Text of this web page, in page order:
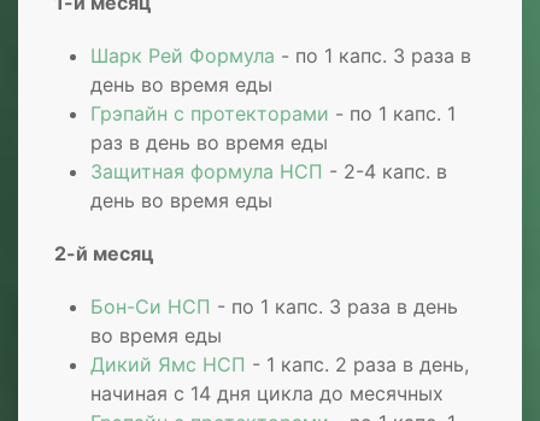
Шарк Рей Формула - по 1 капc. 3 раза в
день во время еды
Грэпайн с протекторами - пo 1 капc. 1
раз в день во время еды
Защитная формула НСП - 2-4 капc. в
день во время еды
2-й месяц
Бон-Си НСП - по 1 капc. 3 раза в день
во время еды
Дикий Ямс НСП - 1 капc. 2 раза в день,
начиная с 14 дня цикла до месячных